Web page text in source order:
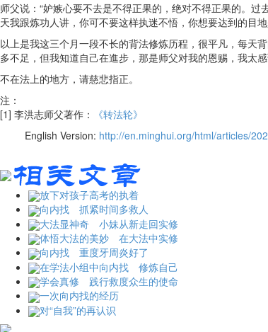
师父说：“妒嫉心要不去是不得正果的，绝对不得正果的。
天我跟炼功人讲，你可不要这样执迷不悟，你想要达到的目
以上是我这三个月一段不长的背法修炼历程，很平凡，每天
多不足，但我知道自己在進步，那是师父对我的恩赐，我太
不在法上的地方，请慈悲指正。
注：
[1] 李洪志师父著作：
《转法轮》
English Version: http://en.minghui.org/html/articles/
放下对孩子高考的执着
向内找 抓紧时间多救人
大法显神奇 小妹从新走回实修
体悟大法的美妙 在大法中实修
向内找 重度牙周炎好了
在学法小组中向内找 修炼自己
学会真修 践行救度众生的使命
一次向内找的经历
对“自我”的再认识